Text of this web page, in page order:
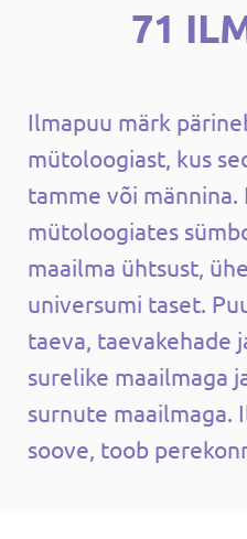
71
Ilmapuu märk
mütoloogiast, kus
tamme või männina.
mütoloogiates
maailma ühtsust,
universumi taset.
taeva, taevakehade
surelike maailmaga
surnute maailmaga.
soove, toob